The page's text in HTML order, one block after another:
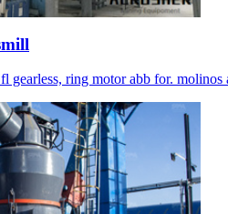
gearless, ring motor abb for. molinos